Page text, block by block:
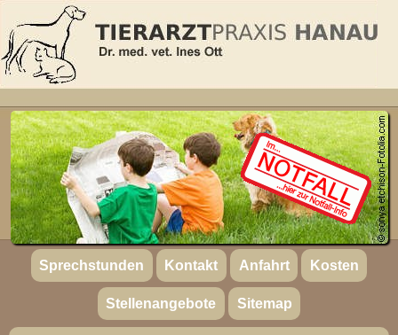
Sprechstunden Kontakt Anfahrt Kosten
Stellenangebote Sitemap